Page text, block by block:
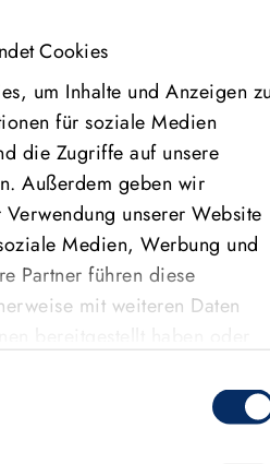
Cookies
um Inhalte und Anzeigen
für soziale Medien
die Zugriffe auf unsere
Außerdem geben wir
unserer Website
Medien, Werbung und
Partner führen diese
mit weiteren Daten
FEATURES &